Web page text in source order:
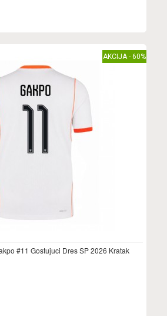
AKCIJA - 60%
#11 Gostujuci Dres SP 2026 Kratak